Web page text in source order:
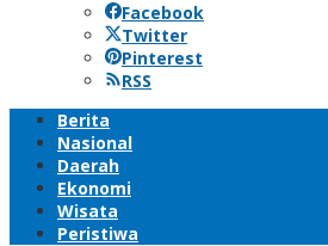
Facebook
Twitter
Pinterest
RSS
Berita
Nasional
Daerah
Ekonomi
Wisata
Peristiwa